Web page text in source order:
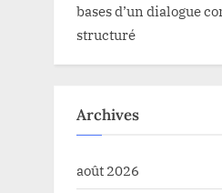
bases d’un dialogue
structuré
Archives
août 2026